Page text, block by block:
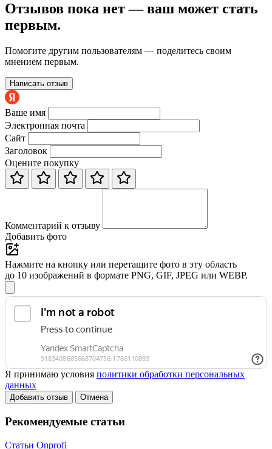
Отзывов пока нет — ваш может стать
первым.
Помогите другим пользователям — поделитесь своим
мнением первым.
Написать отзыв
Ваше имя
Электронная почта
Сайт
Заголовок
Оцените покупку
Комментарий к отзыву
Добавить фото
Нажмите на кнопку или перетащите фото в эту область
до 10 изображений в формате PNG, GIF, JPEG или WEBP.
Я принимаю условия политики обработки персональных
данных
Добавить отзыв Отмена
Рекомендуемые статьи
Статьи Onprofi